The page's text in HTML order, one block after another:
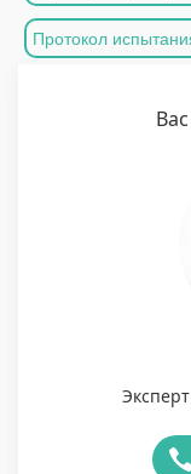
Протокол